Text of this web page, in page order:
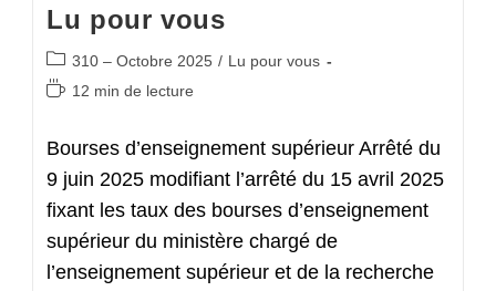
Lu pour vous
Post
category:
310 – Octobre 2025 / Lu pour vous
Temps12 min de lecture
Bourses d’enseignement supérieur Arrêté du
9 juin 2025 modifiant l’arrêté du 15 avril 2025
fixant les taux des bourses d’enseignement
supérieur du ministère chargé de
l’enseignement supérieur et de la recherche